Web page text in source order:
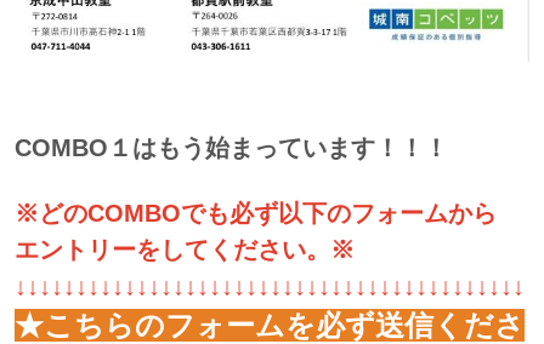
COMBO１はもう始まっています！！！
※どのCOMBOでも必ず以下のフォームから
エントリーをしてください。※
↓↓↓↓↓↓↓↓↓↓↓↓↓↓↓↓↓↓↓↓↓↓↓↓↓↓↓↓↓↓↓↓↓↓↓↓↓↓↓↓↓↓
★こちらのフォームを必ず送信くださ